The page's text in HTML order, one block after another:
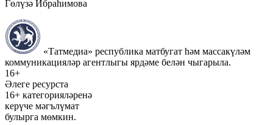
Гөлүзә Ибраһимова
«Татмедиа» республика матбугат һәм массакүләм
коммуникацияләр агентлыгы ярдәме белән чыгарыла.
16+
Әлеге ресурста
16+ категорияләренә
керүче мәгълүмат
булырга мөмкин.